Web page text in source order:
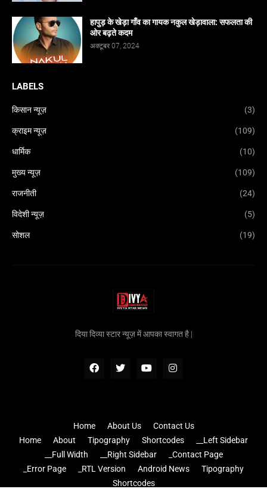
हापुड़ के खेड़ा गाँव का गायक नकुल खेड़ावाला: सफलता की
ओर बढ़ते कदम
अक्टूबर 07, 2024
LABELS
किसान न्यूज़ (3)
क्राइम न्यूज़ (109)
धार्मिक (10)
मुख्य न्यूज़ (109)
राजनीती (24)
विदेशी न्यूज़ (5)
सोशल (19)
दिया दिव्या स्टार न्यूज़ में आपका स्वागत है |
Home About Us
Contact Us
Home
About Tipography Shortcodes
__Left Sidebar
__Full Width
__Right Sidebar
_Contact Page
_Error Page
_RTL Version Android News
Tipography
Shortcodes